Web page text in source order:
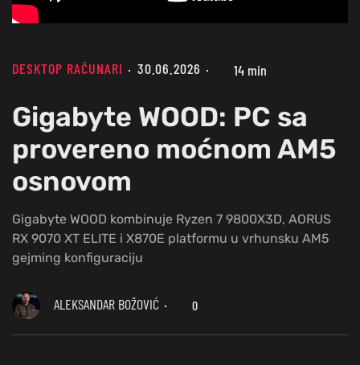
DESKTOP RAČUNARI 30.06.2026 14 min
Gigabyte WOOD: PC sa
provereno moćnom AM5
osnovom
Gigabyte WOOD kombinuje Ryzen 7 9800X3D, AORUS
RX 9070 XT ELITE i X870E platformu u vrhunsku AM5
gejming konfiguraciju
ALEKSANDAR BOŽOVIĆ 0